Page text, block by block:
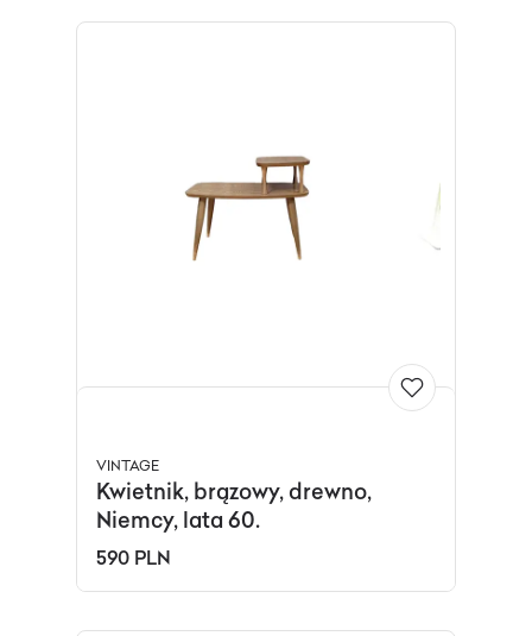
VINTAGE
Kwietnik, brązowy, drewno,
Niemcy, lata 60.
590 PLN